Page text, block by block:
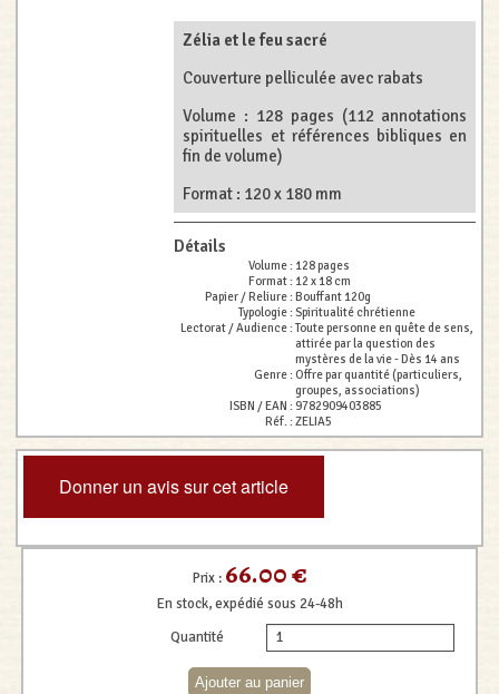
Zélia et le feu sacré
Couverture pelliculée avec rabats
Volume : 128 pages (112 annotations
spirituelles et références bibliques en
fin de volume)
Format : 120 x 180 mm
Détails
Volume : 128 pages
Format : 12 x 18 cm
Papier / Reliure : Bouffant 120g
Typologie :Spiritualité chrétienne
Lectorat / Audience :Toute personne en quête de sens,
attirée par la question des
mystères de la vie - Dès 14 ans
Genre :Offre par quantité (particuliers,
groupes, associations)
ISBN / EAN :9782909403885
Réf. :ZELIA5
Donner un avis sur cet article
Prix : 66.00 €
En stock, expédié sous 24-48h
Quantité